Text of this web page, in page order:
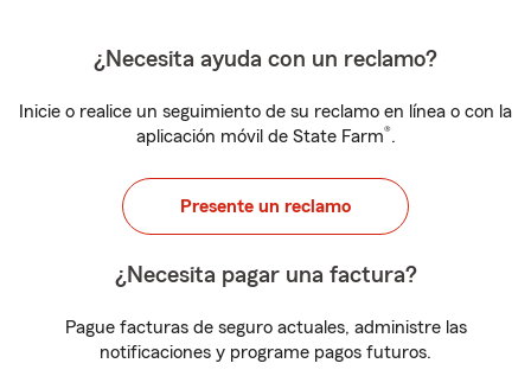
¿Necesita ayuda con un reclamo?
Inicie o realice un seguimiento de su reclamo en línea o con la
aplicación móvil de State Farm®.
Presente un reclamo
¿Necesita pagar una factura?
Pague facturas de seguro actuales, administre las
notificaciones y programe pagos futuros.